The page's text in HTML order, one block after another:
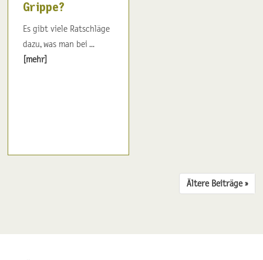
Grippe?
Es gibt viele Ratschläge
dazu, was man bei ...
[mehr]
Ältere Beiträge ››